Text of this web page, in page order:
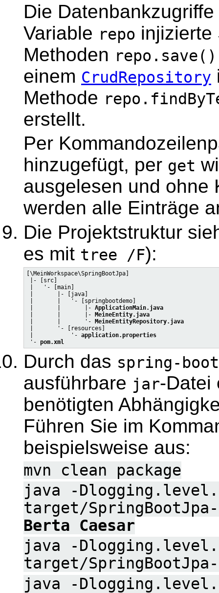
Die
Variable repo injizierte
Methoden repo.save()
einem CrudRepository
Methode
erstellt.
Per
hinzugefügt, per get
ausgelesen und ohne
werden alle Einträge
Die Projektstruktur
es mit tree /F):
[\MeinWorkspace\SpringBootJpa]
|- [src]
|   '- [main]
|       |- [java]
|       |   '- [springbootdemo]
|       |       |- ApplicationMain.java
|       |       |-
MeineEntity.java
|       |       '-
MeineEntityRepository.java
|       '- [resources]
|           '- application.properties
'- pom.xml
Durch das spring-
ausführbare jar-Datei
benötigten
Führen Sie im
beispielsweise aus:
mvn clean package
java -
target/SpringBootJpa-
Berta Caesar
java -
target/SpringBootJpa-
java -